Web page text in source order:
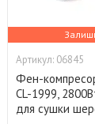
06845
Фен-
CL-1999,
для сушки